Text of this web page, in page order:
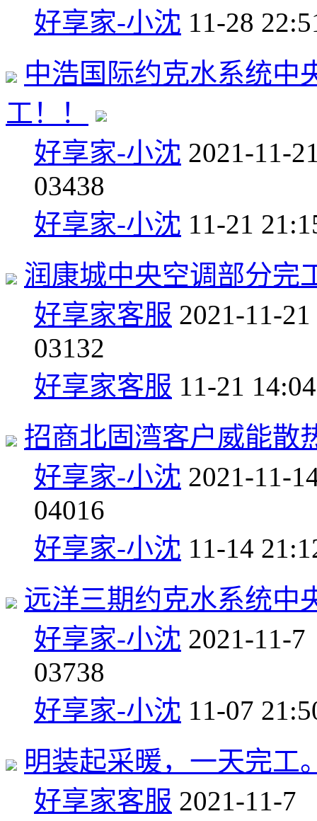
好享家-小沈 11-28
中浩国际约克水系统中
工！！
好享家-小沈 2021-11-
03438
好享家-小沈 11-21
润康城中央空调部分完
好享家客服 2021-11-21
03132
好享家客服 11-21 14:04
招商北固湾客户威能散
好享家-小沈 2021-11-
04016
好享家-小沈 11-14
远洋三期约克水系统中
好享家-小沈 2021-11-7
03738
好享家-小沈 11-07
明装起采暖，一天完工
好享家客服 2021-11-7